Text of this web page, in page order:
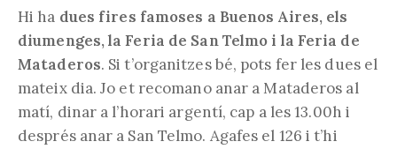
Hi ha dues fires famoses a Buenos Aires, els
diumenges, la Feria de San Telmo i la Feria de
Mataderos. Si t’organitzes bé, pots fer les dues el
mateix dia. Jo et recomano anar a Mataderos al
matí, dinar a l’horari argentí, cap a les 13.00h i
després anar a San Telmo. Agafes el 126 i t’hi